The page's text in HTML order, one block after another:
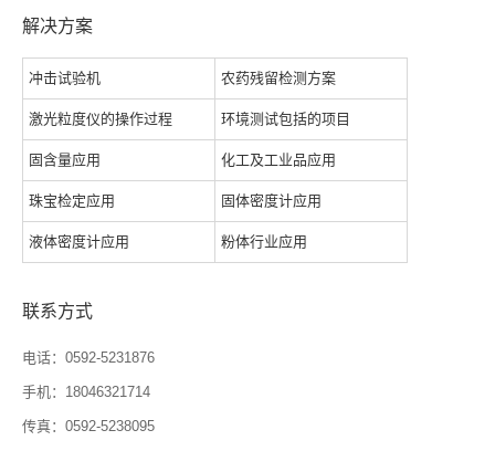
解决方案
冲击试验机 农药残留检测方案
激光粒度仪的操作过程 环境测试包括的项目
固含量应用 化工及工业品应用
珠宝检定应用 固体密度计应用
液体密度计应用 粉体行业应用
联系方式
电话：0592-5231876
手机：18046321714
传真：0592-5238095